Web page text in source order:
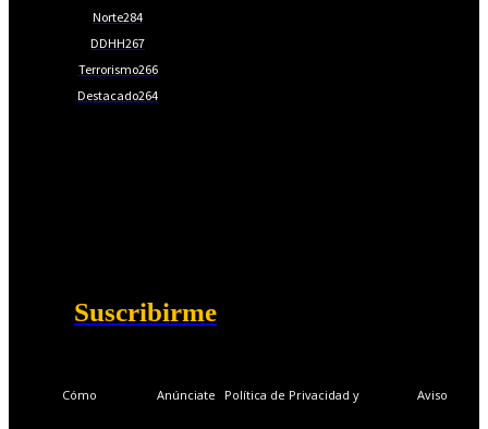
Norte284
DDHH267
Terrorismo266
Destacado264
Suscribirme
Cómo Anúnciate Política de Privacidad y Aviso